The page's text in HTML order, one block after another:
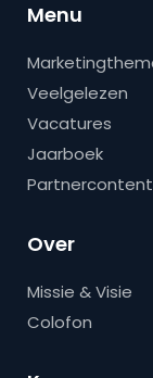
Menu
Veelgelezen
Vacatures
Jaarboek
Partnercontent
Over
Missie & Visie
Colofon